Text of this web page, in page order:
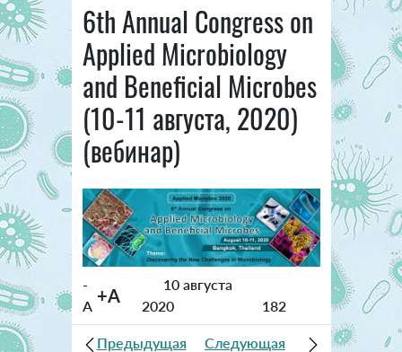
6th Annual Congress on
Applied Microbiology
and Beneficial Microbes
(10-11 августа, 2020)
(вебинар)
-
A +A
10 августа
2020
182
Предыдущая
Следующая